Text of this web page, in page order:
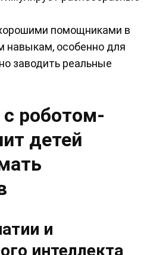
помощниками в
навыкам, особенно для
заводить реальные
роботом-
детей
и
интеллекта